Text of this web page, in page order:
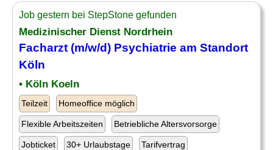
Job gestern bei StepStone gefunden
Medizinischer Dienst Nordrhein
Facharzt (m/w/d) Psychiatrie am Standort
Köln
• Köln Koeln
Teilzeit Homeoffice möglich
Flexible Arbeitszeiten Betriebliche Altersvorsorge
Jobticket 30+ Urlaubstage Tarifvertrag